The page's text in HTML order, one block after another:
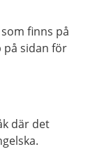
finns på
på sidan för
där det